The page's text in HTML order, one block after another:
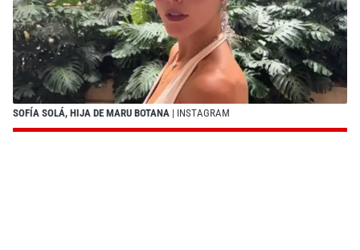
SOFÍA SOLÁ, HIJA DE MARU BOTANA | INSTAGRAM